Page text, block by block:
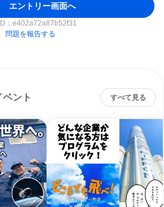
エントリー画面へ
： e402a72a87b52f31
問題を報告する
ント すべて見る